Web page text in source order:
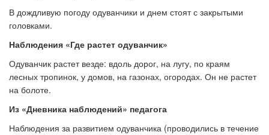
В дождливую погоду одуванчики и днем стоят с закрытыми
головками.
Наблюдения «Где растет одуванчик»
Одуванчик растет везде: вдоль дорог, на лугу, по краям
лесных тропинок, у домов, на газонах, огородах. Он не растет
на болоте.
Из «Дневника наблюдений» педагога
Наблюдения за развитием одуванчика (проводились в течение